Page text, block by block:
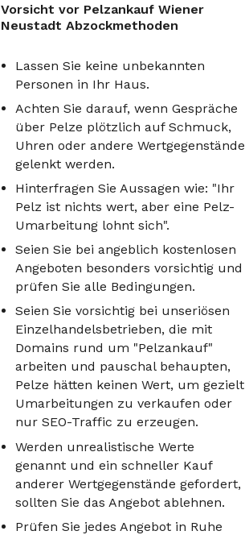
Vorsicht vor Pelzankauf Wiener
Neustadt Abzockmethoden
Lassen Sie keine unbekannten
Personen in Ihr Haus.
Achten Sie darauf, wenn Gespräche
über Pelze plötzlich auf Schmuck,
Uhren oder andere Wertgegenstände
gelenkt werden.
Hinterfragen Sie Aussagen wie: "Ihr
Pelz ist nichts wert, aber eine Pelz-
Umarbeitung lohnt sich".
Seien Sie bei angeblich kostenlosen
Angeboten besonders vorsichtig und
prüfen Sie alle Bedingungen.
Seien Sie vorsichtig bei unseriösen
Einzelhandelsbetrieben, die mit
Domains rund um "Pelzankauf"
arbeiten und pauschal behaupten,
Pelze hätten keinen Wert, um gezielt
Umarbeitungen zu verkaufen oder
nur SEO-Traffic zu erzeugen.
Werden unrealistische Werte
genannt und ein schneller Kauf
anderer Wertgegenstände gefordert,
sollten Sie das Angebot ablehnen.
Prüfen Sie jedes Angebot in Ruhe